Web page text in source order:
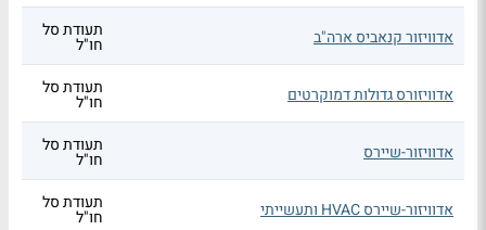
אדוויזור קנאביס ארה"ב תעודת סל
חו"ל
אדוויזורס גדולות דמוקרטים תעודת סל
חו"ל
אדוויזור-שיירס תעודת סל
חו"ל
אדוויזור-שיירס HVAC ותעשייתי תעודת סל
חו"ל